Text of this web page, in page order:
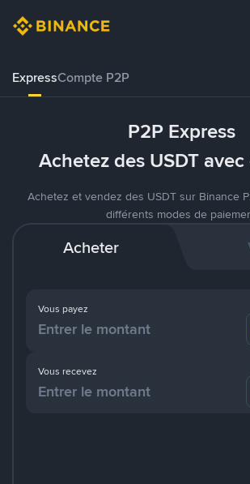
ExpressCompte P2P
P2P Express
Achetez des USDT avec
Achetez et vendez des USDT sur Binance
différents modes de
Acheter
Vous payez
Vous recevez